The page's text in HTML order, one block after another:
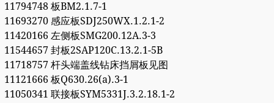
11794748 板BM2.1.7-1
11693270 感应板SDJ250WX.1.2.1-2
11420166 左侧板SMG200.12A.3-3
11544657 封板2SAP120C.13.2.1-5B
11718757 杆头端盖线钻床挡屑板见图
11121666 板Q630.26(a).3-1
11050341 联接板SYM5331J.3.2.18.1-2